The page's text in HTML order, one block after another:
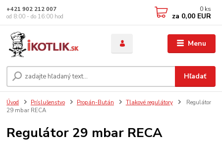
Menu
Hľadať
+421 902 212 007
od 8:00 - do 16:00 hod
0 ks
za 0,00 EUR
Úvod Príslušenstvo Propán-Bután Tlakové regulátory
Regulátor
29 mbar RECA
Regulátor 29 mbar RECA